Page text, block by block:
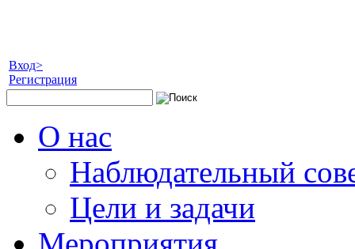
Вход>
Регистрация
О нас
Наблюдательный
Цели и задачи